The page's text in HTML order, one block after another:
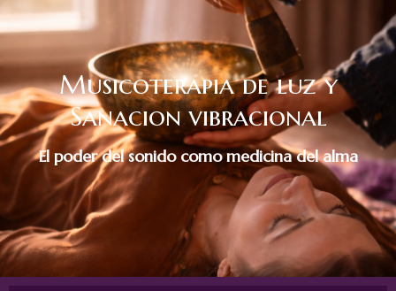
Musicoterapia de luz y
Sanacion vibracional
El poder del sonido como medicina del alma